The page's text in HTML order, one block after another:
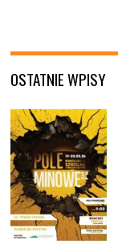
OSTATNIE WPISY